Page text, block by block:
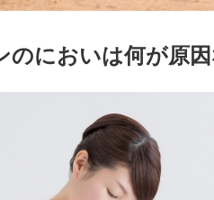
のにおいは何が原